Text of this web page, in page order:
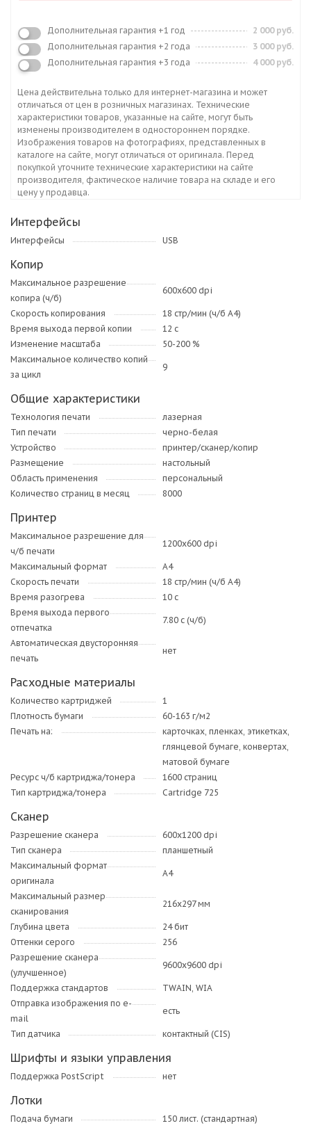
Дополнительная гарантия +1 год
2 000 руб.
Дополнительная гарантия +2 года
3 000 руб.
Дополнительная гарантия +3 года
4 000 руб.
Цена действительна только для интернет-магазина и может
отличаться от цен в розничных магазинах. Технические
характеристики товаров, указанные на сайте, могут быть
изменены производителем в одностороннем порядке.
Изображения товаров на фотографиях, представленных в
каталоге на сайте, могут отличаться от оригинала. Перед
покупкой уточните технические характеристики на сайте
производителя, фактическое наличие товара на складе и его
цену у продавца.
Интерфейсы
Интерфейсы USB
Копир
Максимальное разрешение
копира (ч/б)
600x600 dpi
Скорость копирования
18 стр/мин (ч/б А4)
Время выхода первой копии
12 с
Изменение масштаба
50-200 %
Максимальное количество копий
за цикл
9
Общие характеристики
Технология печати
лазерная
Тип печати
черно-белая
Устройство
принтер/сканер/копир
Размещение
настольный
Область применения
персональный
Количество страниц в месяц
8000
Принтер
Максимальное разрешение для
ч/б печати
1200x600 dpi
Максимальный формат
A4
Скорость печати
18 стр/мин (ч/б А4)
Время разогрева
10 с
Время выхода первого
отпечатка
7.80 c (ч/б)
Автоматическая двусторонняя
печать
нет
Расходные материалы
Количество картриджей
1
Плотность бумаги
60-163 г/м2
Печать на:
карточках, пленках, этикетках,
глянцевой бумаге, конвертах,
матовой бумаге
Ресурс ч/б картриджа/тонера
1600 страниц
Тип картриджа/тонера
Cartridge 725
Сканер
Разрешение сканера
600x1200 dpi
Тип сканера
планшетный
Максимальный формат
оригинала
A4
Максимальный размер
сканирования
216x297 мм
Глубина цвета
24 бит
Оттенки серого
256
Разрешение сканера
(улучшенное)
9600x9600 dpi
Поддержка стандартов
TWAIN, WIA
Отправка изображения по e-
mail
есть
Тип датчика контактный (CIS)
Шрифты и языки управления
Поддержка PostScript нет
Лотки
Подача бумаги
150 лист. (стандартная)